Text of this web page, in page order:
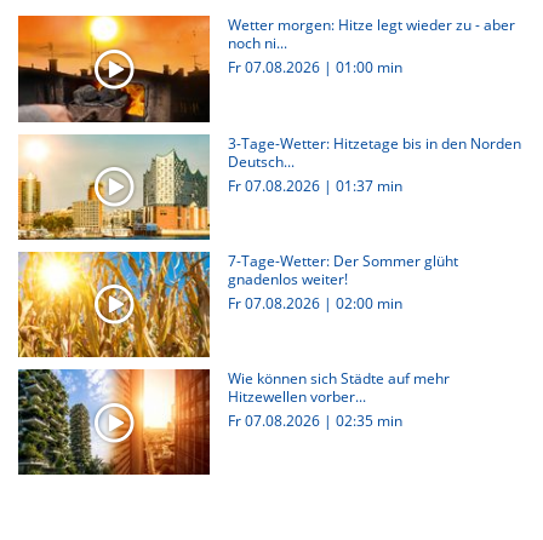
Wetter morgen: Hitze legt wieder zu - aber
noch ni...
Fr 07.08.2026 | 01:00 min
3-Tage-Wetter: Hitzetage bis in den Norden
Deutsch...
Fr 07.08.2026 | 01:37 min
7-Tage-Wetter: Der Sommer glüht
gnadenlos weiter!
Fr 07.08.2026 | 02:00 min
Wie können sich Städte auf mehr
Hitzewellen vorber...
Fr 07.08.2026 | 02:35 min